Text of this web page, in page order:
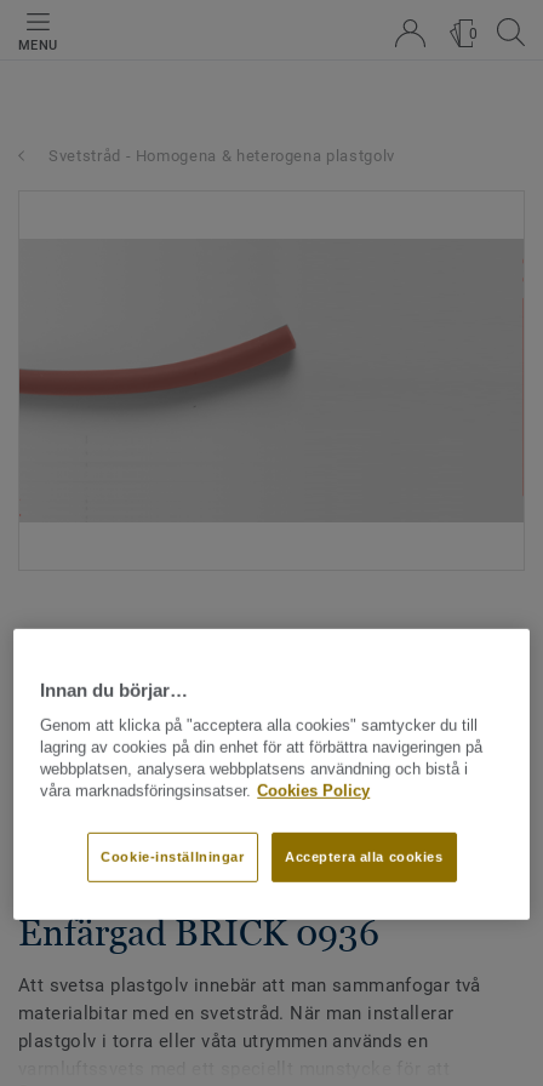
MENU
0
Svetstråd - Homogena & heterogena plastgolv
Hela kollektionen - LRV och NCS (1355)
Svetstråd - Homogena &
heterogena plastgolv -
Enfärgad BRICK 0936
Att svetsa plastgolv innebär att man sammanfogar två
materialbitar med en svetstråd. När man installerar
plastgolv i torra eller våta utrymmen används en
Innan du börjar…
Genom att klicka på "acceptera alla cookies" samtycker du till
lagring av cookies på din enhet för att förbättra navigeringen på
webbplatsen, analysera webbplatsens användning och bistå i
våra marknadsföringsinsatser. Cookies Policy
Acceptera alla cookies
Cookie-inställningar